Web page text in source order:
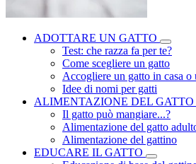
ADOTTARE UN GATTO
Test: che razza fa per te?
Come scegliere un gatto
Accogliere un gatto in casa
Idee di nomi per gatti
ALIMENTAZIONE DEL GATTO
Il gatto può mangiare...?
Alimentazione del gatto
Alimentazione del gattino
EDUCARE IL GATTO